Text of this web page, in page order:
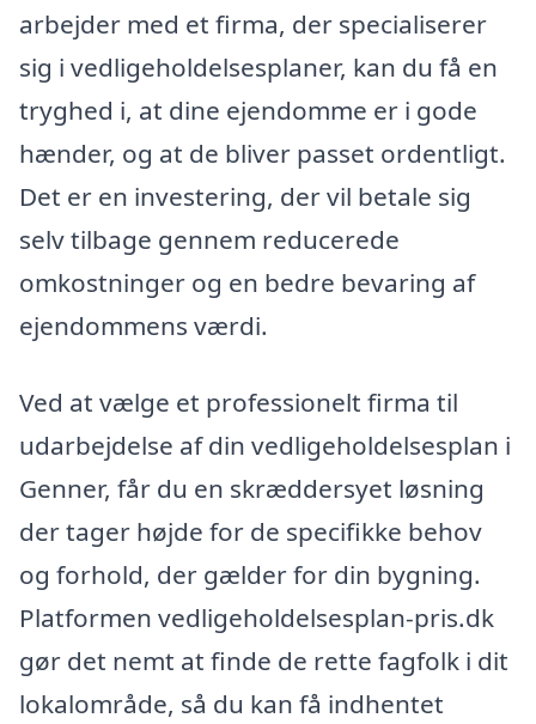
arbejder med et firma, der specialiserer
sig i vedligeholdelsesplaner, kan du få en
tryghed i, at dine ejendomme er i gode
hænder, og at de bliver passet ordentligt.
Det er en investering, der vil betale sig
selv tilbage gennem reducerede
omkostninger og en bedre bevaring af
ejendommens værdi.
Ved at vælge et professionelt firma til
udarbejdelse af din vedligeholdelsesplan i
Genner, får du en skræddersyet løsning
der tager højde for de specifikke behov
og forhold, der gælder for din bygning.
Platformen vedligeholdelsesplan-pris.dk
gør det nemt at finde de rette fagfolk i dit
lokalområde, så du kan få indhentet